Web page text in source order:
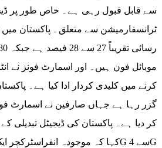
سے قابل قبول رہی ہے۔ خاص طور پر
ٹرانسفارمیشن سے متعلق۔ پاکستان میں
موبائل فون ہیں۔ اور اسمارٹ فونز نے
کرنے میں کلیدی کردار ادا کیا ہے۔
گزر رہا ہے جہاں صارفین نے اسمارٹ
کر دیا ہے۔ پاکستان کی ڈیجیٹل تبدیلی